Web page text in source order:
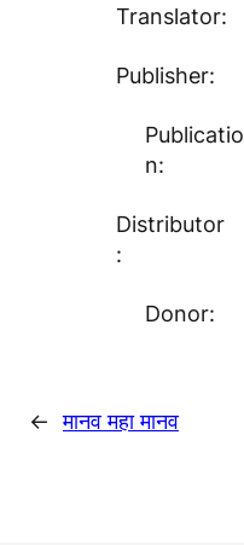
Translator:
Publisher:
Publicatio
n:
Distributor
:
Donor:
← मानव महा मानव